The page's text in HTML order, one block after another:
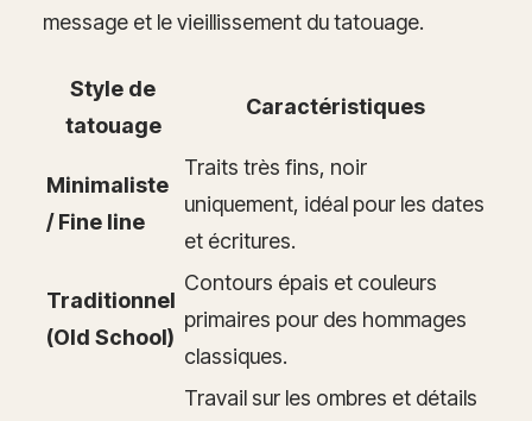
message et le vieillissement du tatouage.
Style de
tatouage
Caractéristiques
Minimaliste
/ Fine line
Traits très fins, noir
uniquement, idéal pour les dates
et écritures.
Traditionnel
(Old School)
Contours épais et couleurs
primaires pour des hommages
classiques.
Travail sur les ombres et détails